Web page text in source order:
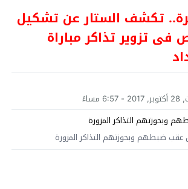
تكشف الستار عن تشكيل
تزوير تذاكر مباراة
عقب ضبطهم وبحوزتهم التذاكر المزورة